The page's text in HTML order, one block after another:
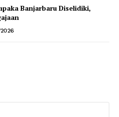
Banjarbaru Diselidiki,